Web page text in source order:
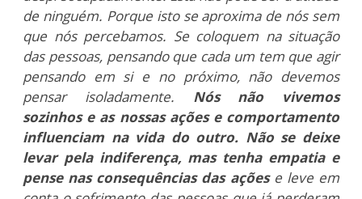
de ninguém. Porque isto se aproxima de nós sem
que nós percebamos. Se coloquem na situação
das pessoas, pensando que cada um tem que agir
pensando em si e no próximo, não devemos
pensar isoladamente. Nós não vivemos
sozinhos e as nossas ações e comportamento
influenciam na vida do outro. Não se deixe
levar pela indiferença, mas tenha empatia e
pense nas consequências das açõese leve em